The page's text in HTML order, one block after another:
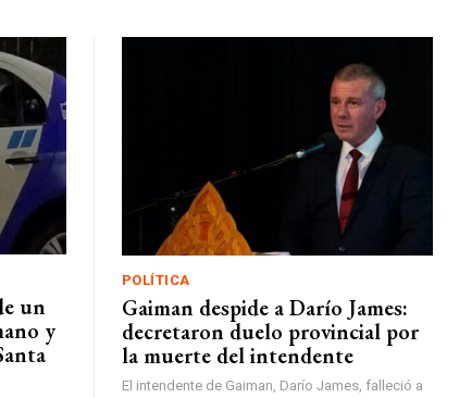
un
y
POLÍTICA
Gaiman despide a Darío James:
decretaron duelo provincial por
la muerte del intendente
El intendente de Gaiman, Darío James, falleció a